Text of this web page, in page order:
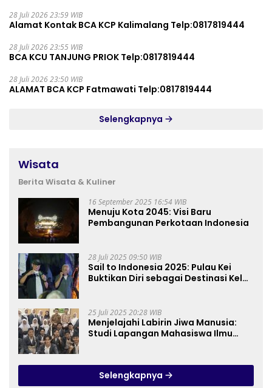
28 Juli 2026 23:59 WIB
Alamat Kontak BCA KCP Kalimalang Telp:0817819444
28 Juli 2026 23:55 WIB
BCA KCU TANJUNG PRIOK Telp:0817819444
28 Juli 2026 23:50 WIB
ALAMAT BCA KCP Fatmawati Telp:0817819444
Selengkapnya
Wisata
Berita Wisata & Kuliner
16 September 2025 16:54 WIB
Menuju Kota 2045: Visi Baru
Pembangunan Perkotaan Indonesia
28 Juli 2025 09:50 WIB
Sail to Indonesia 2025: Pulau Kei
Buktikan Diri sebagai Destinasi Kelas
25 Juli 2025 20:28 WIB
Menjelajahi Labirin Jiwa Manusia:
Studi Lapangan Mahasiswa Ilmu
Selengkapnya